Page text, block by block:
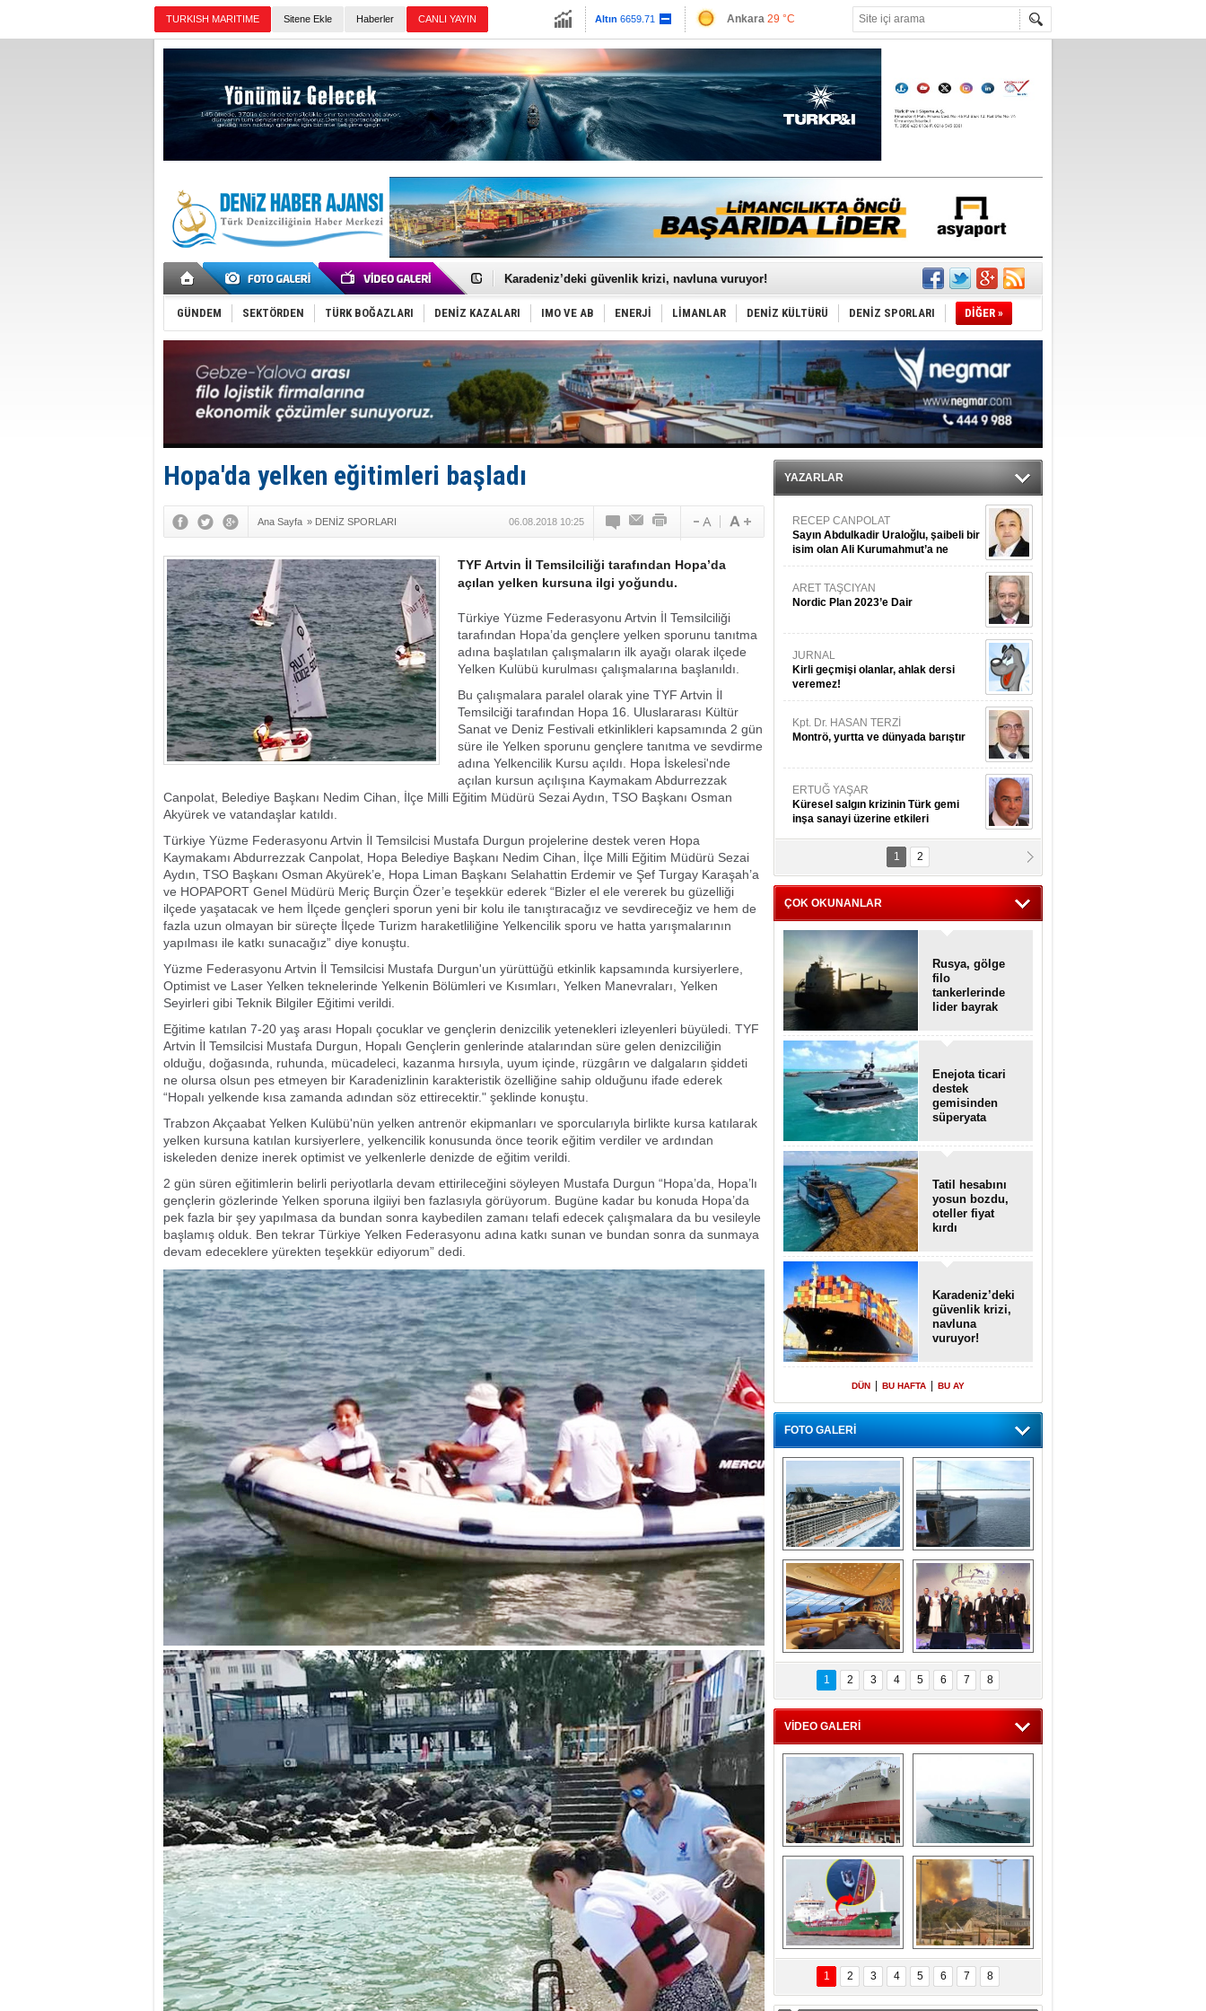
TURKISH MARITIME Sitene Ekle Haberler CANLI YAYIN
Altın 6659.71
Euro55.1258
Ankara 29 °C
Antalya35 °C
Muğla 30 °C
Çanakkale 29 °C
Yakıt barcı filosuna 2 yeni gemi katıldı
Rus İHA’ları, Alman gemisini vurdu!
Tatil hesabını yosun bozdu, oteller fiyat kırdı
Rusya, gölge filo tankerlerinde lider bayrak konumunda
Enejota ticari destek gemisinden süperyata dönüştürüldü
Denizcilik sektörü, Alsancak Limanı’ndan memnun
Türkiye’den Karadeniz'deki gemicilik faaliyetlerine kısıtlama!
‘14. Olympos Regatta’ başlıyor
Taksi Botlar, 50 yıldır Marmaris’in mavi sularında
TÜRKLİM Başkanı Hamdi Erçelik’ten ‘Çözüm Anahtarı’
SOCAR da MSC Tiger’a katıldı!
Türkiye'nin ‘Denizcilik Gücü’!
Dünyanın en tehlikeli yosunu: Yüz binlerce canlıyı öldürmüş
Hürmüz’de bekleyen gemiler biyolojik bombaya dönüşüyor
GÜNDEM SEKTÖRDEN TÜRK BOĞAZLARI DENİZ KAZALARI IMO VE AB ENERJİ LİMANLAR DENİZ KÜLTÜRÜ DENİZ SPORLARI DİĞER »
Hopa'da yelken eğitimleri başladı
Ana Sayfa » DENİZ SPORLARI 06.08.2018 10:25
TYF Artvin İl Temsilciliği tarafından Hopa’da
açılan yelken kursuna ilgi yoğundu.
Türkiye Yüzme Federasyonu Artvin İl Temsilciliği
tarafından Hopa’da gençlere yelken sporunu tanıtma
adına başlatılan çalışmaların ilk ayağı olarak ilçede
Yelken Kulübü kurulması çalışmalarına başlanıldı.
Bu çalışmalara paralel olarak yine TYF Artvin İl
Temsilciği tarafından Hopa 16. Uluslararası Kültür
Sanat ve Deniz Festivali etkinlikleri kapsamında 2 gün
süre ile Yelken sporunu gençlere tanıtma ve sevdirme
adına Yelkencilik Kursu açıldı. Hopa İskelesi'nde
açılan kursun açılışına Kaymakam Abdurrezzak
Canpolat, Belediye Başkanı Nedim Cihan, İlçe Milli Eğitim Müdürü Sezai Aydın, TSO Başkanı Osman
Akyürek ve vatandaşlar katıldı.
Türkiye Yüzme Federasyonu Artvin İl Temsilcisi Mustafa Durgun projelerine destek veren Hopa
Kaymakamı Abdurrezzak Canpolat, Hopa Belediye Başkanı Nedim Cihan, İlçe Milli Eğitim Müdürü Sezai
Aydın, TSO Başkanı Osman Akyürek’e, Hopa Liman Başkanı Selahattin Erdemir ve Şef Turgay Karaşah’a
ve HOPAPORT Genel Müdürü Meriç Burçin Özer’e teşekkür ederek “Bizler el ele vererek bu güzelliği
ilçede yaşatacak ve hem İlçede gençleri sporun yeni bir kolu ile tanıştıracağız ve sevdireceğiz ve hem de
fazla uzun olmayan bir süreçte İlçede Turizm haraketliliğine Yelkencilik sporu ve hatta yarışmalarının
yapılması ile katkı sunacağız” diye konuştu.
Yüzme Federasyonu Artvin İl Temsilcisi Mustafa Durgun'un yürüttüğü etkinlik kapsamında kursiyerlere,
Optimist ve Laser Yelken teknelerinde Yelkenin Bölümleri ve Kısımları, Yelken Manevraları, Yelken
Seyirleri gibi Teknik Bilgiler Eğitimi verildi.
Eğitime katılan 7-20 yaş arası Hopalı çocuklar ve gençlerin denizcilik yetenekleri izleyenleri büyüledi. TYF
Artvin İl Temsilcisi Mustafa Durgun, Hopalı Gençlerin genlerinde atalarından süre gelen denizciliğin
olduğu, doğasında, ruhunda, mücadeleci, kazanma hırsıyla, uyum içinde, rüzgârın ve dalgaların şiddeti
ne olursa olsun pes etmeyen bir Karadenizlinin karakteristik özelliğine sahip olduğunu ifade ederek
“Hopalı yelkende kısa zamanda adından söz ettirecektir." şeklinde konuştu.
Trabzon Akçaabat Yelken Kulübü'nün yelken antrenör ekipmanları ve sporcularıyla birlikte kursa katılarak
yelken kursuna katılan kursiyerlere, yelkencilik konusunda önce teorik eğitim verdiler ve ardından
iskeleden denize inerek optimist ve yelkenlerle denizde de eğitim verildi.
2 gün süren eğitimlerin belirli periyotlarla devam ettirileceğini söyleyen Mustafa Durgun “Hopa’da, Hopa’lı
gençlerin gözlerinde Yelken sporuna ilgiiyi ben fazlasıyla görüyorum. Bugüne kadar bu konuda Hopa’da
pek fazla bir şey yapılmasa da bundan sonra kaybedilen zamanı telafi edecek çalışmalara da bu vesileyle
başlamış olduk. Ben tekrar Türkiye Yelken Federasyonu adına katkı sunan ve bundan sonra da sunmaya
devam edeceklere yürekten teşekkür ediyorum” dedi.
YAZARLAR
RECEP CANPOLAT
Sayın Abdulkadir Uraloğlu, şaibeli bir
isim olan Ali Kurumahmut’a ne
danışıyorsunuz?
ARET TAŞCIYAN
Nordic Plan 2023’e Dair
JURNAL
Kirli geçmişi olanlar, ahlak dersi
veremez!
Kpt. Dr. HASAN TERZİ
Montrö, yurtta ve dünyada barıştır
ERTUĞ YAŞAR
Küresel salgın krizinin Türk gemi
inşa sanayi üzerine etkileri
Kpt. MESUT AZMİ GÖKSOY
ithafen...
1 2
ÇOK OKUNANLAR
Rusya, gölge
filo
tankerlerinde
lider bayrak
Enejota ticari
destek
gemisinden
süperyata
Tatil hesabını
yosun bozdu,
oteller fiyat
kırdı
Karadeniz’deki
güvenlik krizi,
navluna
vuruyor!
DÜN BU HAFTA BU AY
FOTO GALERİ
“Gemi içinde gemi”
konsepti ile MSC
Splendida
Dünyada tek!
Denizaltı yüzer
havuzu intikal
seyrine başladı
MSC'den 55 milyon
euroluk turizm geliri
müjdesi
5. Bosphorus Ship
Brokers Dinner,
İstanbul’da yapıldı
1 2 3 4 5 6 7 8
VİDEO GALERİ
Çeksan Tersanesi,
Başaran Bayrak
tankerini suya
indirdi
TCG Anadolu,
tersane teknik
seyrini tamamladı
Göçmenlerin
imdadına Türk
sahipli MINA DENIZ
yetişti
Milas’taki yangın
yeniden termik
santrallere doğru
ilerliyor
1 2 3 4 5 6 7 8